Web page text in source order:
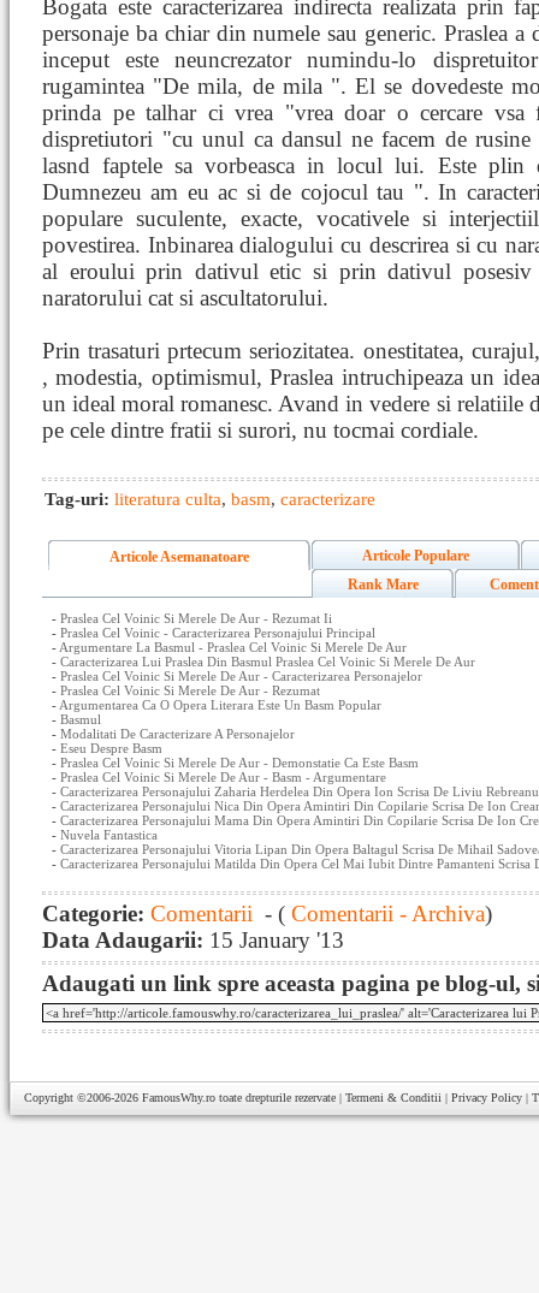
Bogata este caracterizarea indirecta realizata prin
personaje ba chiar din numele sau generic. Praslea
inceput este neuncrezator numindu-lo
rugamintea "De mila, de mila ". El se dovedeste
prinda pe talhar ci vrea "vrea doar o cercare vsa
dispretiutori "cu unul ca dansul ne facem de
lasnd faptele sa vorbeasca in locul lui. Este
Dumnezeu am eu ac si de cojocul tau ". In
populare suculente, exacte, vocativele si
povestirea. Inbinarea dialogului cu descrirea si cu
al eroului prin dativul etic si prin dativul posesiv
naratorului cat si ascultatorului.
Prin trasaturi prtecum seriozitatea. onestitatea,
, modestia, optimismul, Praslea intruchipeaza un
un ideal moral romanesc. Avand in vedere si relatiile
pe cele dintre fratii si surori, nu tocmai cordiale.
Tag-uri: literatura culta, basm, caracterizare
Articole Asemanatoare
Articole Populare
Rank Mare
- Praslea Cel Voinic Si Merele De Aur - Rezumat Ii
- Praslea Cel Voinic - Caracterizarea Personajului Principal
- Argumentare La Basmul - Praslea Cel Voinic Si Merele De Aur
- Caracterizarea Lui Praslea Din Basmul Praslea Cel Voinic Si Merele De Aur
- Praslea Cel Voinic Si Merele De Aur - Caracterizarea Personajelor
- Praslea Cel Voinic Si Merele De Aur - Rezumat
- Argumentarea Ca O Opera Literara Este Un Basm Popular
- Basmul
- Modalitati De Caracterizare A Personajelor
- Eseu Despre Basm
- Praslea Cel Voinic Si Merele De Aur - Demonstatie Ca Este Basm
- Praslea Cel Voinic Si Merele De Aur - Basm - Argumentare
- Caracterizarea Personajului Zaharia Herdelea Din Opera Ion Scrisa De Liviu
- Caracterizarea Personajului Nica Din Opera Amintiri Din Copilarie Scrisa De Ion
- Caracterizarea Personajului Mama Din Opera Amintiri Din Copilarie Scrisa De Ion
- Nuvela Fantastica
- Caracterizarea Personajului Vitoria Lipan Din Opera Baltagul Scrisa De Mihail
- Caracterizarea Personajului Matilda Din Opera Cel Mai Iubit Dintre Pamanteni Scrisa
Categorie: Comentarii - ( Comentarii - Archiva)
Data Adaugarii: 15 January '13
Adaugati un link spre aceasta pagina pe blog-ul,
Copyright ©2006-2026 FamousWhy.ro toate drepturile rezervate | Termeni & Conditii | Privacy Policy |